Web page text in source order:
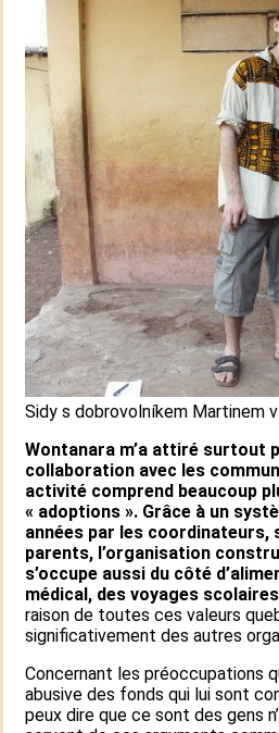
Sidy s dobrovolníkem Martinem
Wontanara m’a attiré surtout
collaboration avec les
activité comprend beaucoup
« adoptions ». Grâce à un
années par les coordinateurs,
parents, l’organisation
s’occupe aussi du côté
médical, des voyages
raison de toutes ces valeurs
significativement des autres
Concernant les préoccupations
abusive des fonds qui lui sont
peux dire que ce sont des gens